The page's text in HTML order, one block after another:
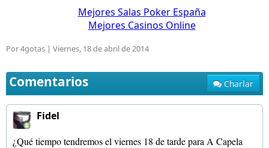
Mejores Salas Poker España
Mejores Casinos Online
Por 4gotas | Viernes, 18 de abril de 2014
Comentarios Charlar
Fidel
¿Qué tiempo tendremos el viernes 18 de tarde para A Capela